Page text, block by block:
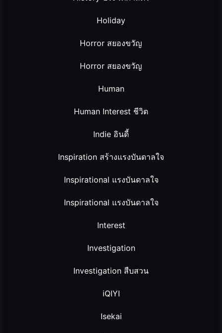
Holiday
Horror สยองขวัญ
Horror สยองขวัญ
Human
Human Interest ชีวิต
Indie อินดี้
Inspiration สร้างแรงบันดาลใจ
Inspirational แรงบันดาลใจ
Inspirational แรงบันดาลใจ
Interest
Investigation
Investigation สืบสวน
iQIYI
Isekai